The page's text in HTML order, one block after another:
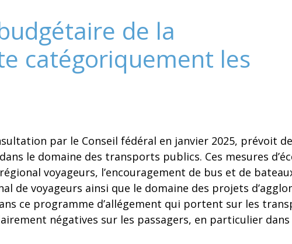
de la
catégoriquement les
par le Conseil fédéral en janvier 2025, prévoit
le domaine des transports publics. Ces mesures
voyageurs, l’encouragement de bus et de
voyageurs ainsi que le domaine des projets
ce programme d’allégement qui portent sur les
négatives sur les passagers, en particulier dans